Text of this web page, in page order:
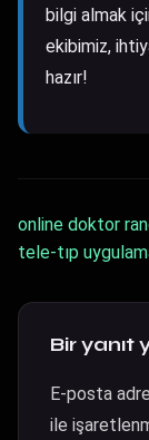
bilgi almak
ekibimiz,
hazır!
online doktor
tele-tıp
Bir yanıt
E-posta
ile